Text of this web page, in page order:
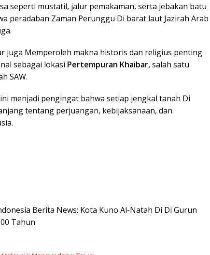
seperti mustatil, jalur pemakaman, serta jebakan batu
peradaban Zaman Perunggu Di barat laut Jazirah Arab
juga Memperoleh makna historis dan religius penting
sebagai lokasi Pertempuran Khaibar,salah satu
SAW.
menjadi pengingat bahwa setiap jengkal tanah Di
tentang perjuangan, kebijaksanaan, dan
Berita News: Kota Kuno Al-Natah Di Di Gurun
Tahun